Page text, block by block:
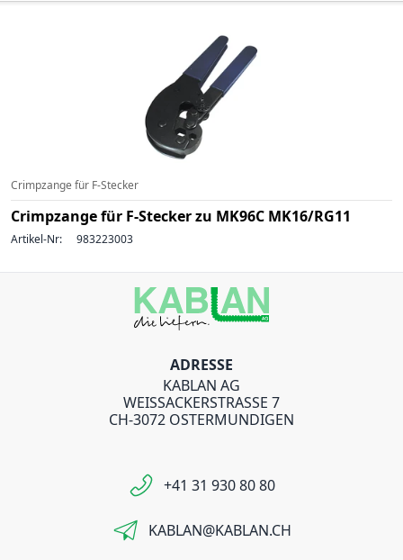
Crimpzange für F-Stecker
Crimpzange für F-Stecker zu MK96C MK16/RG11
Artikel-Nr: 983223003
ADRESSE
KABLAN AG
WEISSACKERSTRASSE 7
CH-3072 OSTERMUNDIGEN
+41 31 930 80 80
KABLAN@KABLAN.CH